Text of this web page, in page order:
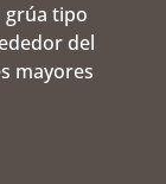
grúa tipo
del
mayores